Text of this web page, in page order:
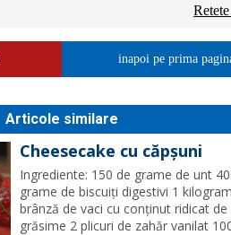
inapoi pe prima
Articole similare
Cheesecake cu căpșuni
Ingrediente: 150 de grame de unt
grame de biscuiți digestivi 1
brânză de vaci cu conținut ridicat de
grăsime 2 plicuri de zahăr vanilat